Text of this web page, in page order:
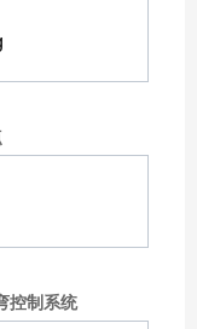
控制系统